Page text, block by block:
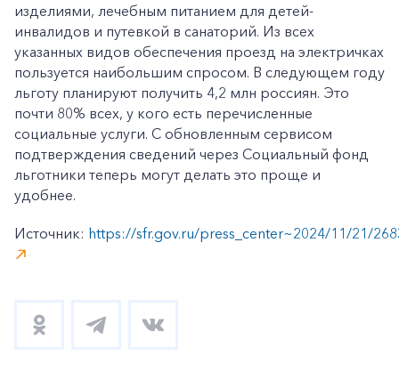
изделиями, лечебным питанием для детей-
инвалидов и путевкой в санаторий. Из всех
указанных видов обеспечения проезд на электричках
пользуется наибольшим спросом. В следующем году
льготу планируют получить 4,2 млн россиян. Это
почти 80% всех, у кого есть перечисленные
социальные услуги. С обновленным сервисом
подтверждения сведений через Социальный фонд
льготники теперь могут делать это проще и
удобнее.
Источник: https://sfr.gov.ru/press_center~2024/11/21/